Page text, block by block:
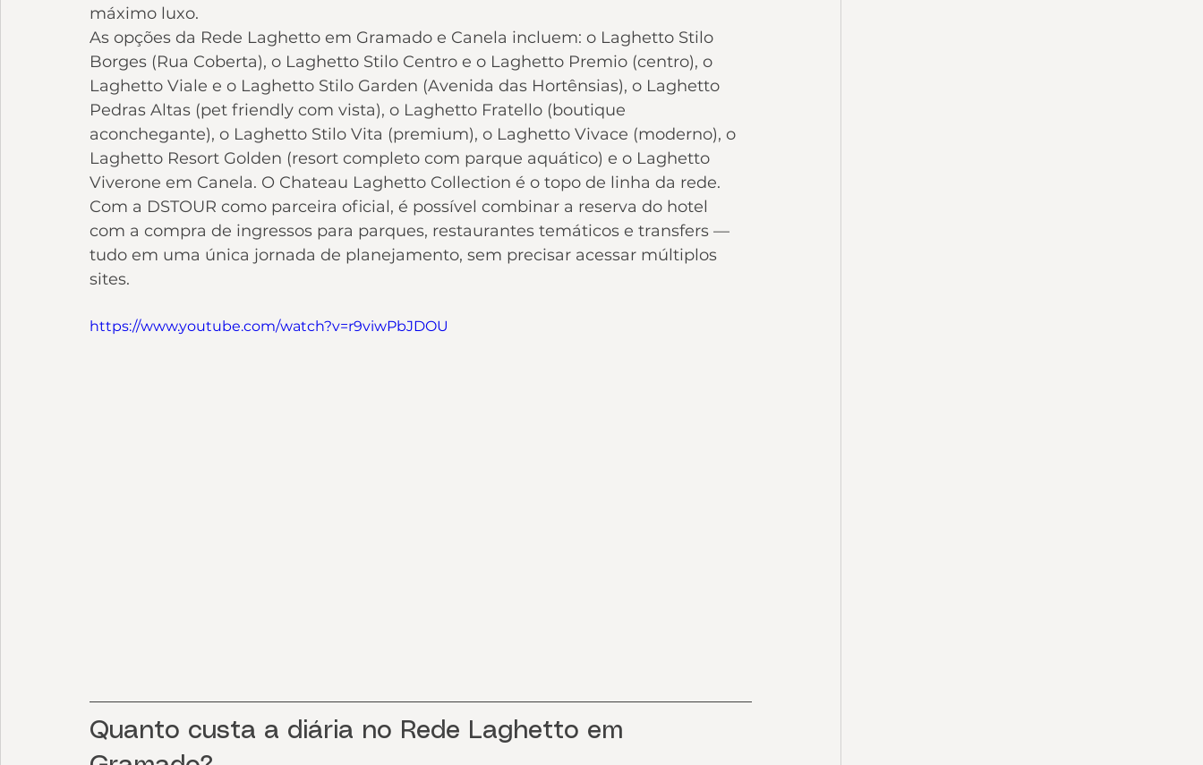
máximo luxo.
As opções da Rede Laghetto em Gramado e Canela incluem: o Laghetto Stilo
Borges (Rua Coberta), o Laghetto Stilo Centro e o Laghetto Premio (centro), o
Laghetto Viale e o Laghetto Stilo Garden (Avenida das Hortênsias), o Laghetto
Pedras Altas (pet friendly com vista), o Laghetto Fratello (boutique
aconchegante), o Laghetto Stilo Vita (premium), o Laghetto Vivace (moderno), o
Laghetto Resort Golden (resort completo com parque aquático) e o Laghetto
Viverone em Canela. O Chateau Laghetto Collection é o topo de linha da rede.
Com a DSTOUR como parceira oficial, é possível combinar a reserva do hotel
com a compra de ingressos para parques, restaurantes temáticos e transfers —
tudo em uma única jornada de planejamento, sem precisar acessar múltiplos
sites.
https://www.youtube.com/watch?v=r9viwPbJDOU
Quanto custa a diária no Rede Laghetto em